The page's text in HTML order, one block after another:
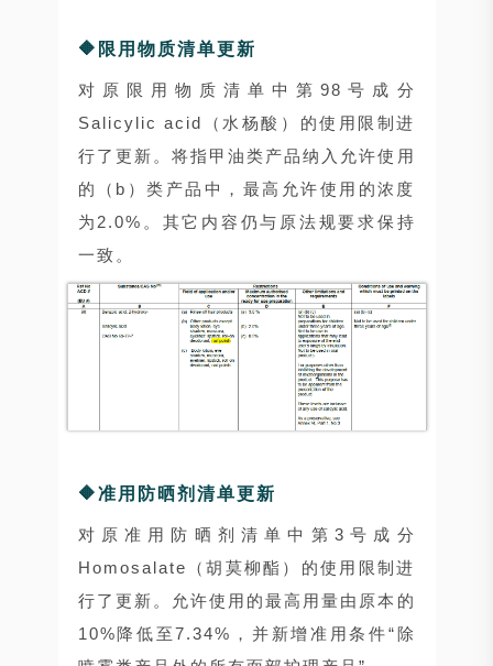
🔶限用物质清单更新
对原限用物质清单中第98号成分
Salicylic acid（水杨酸）的使用限制进
行了更新。将指甲油类产品纳入允许使用
的（b）类产品中，最高允许使用的浓度
为2.0%。其它内容仍与原法规要求保持
一致。
🔶准用防晒剂清单更新
对原准用防晒剂清单中第3号成分
Homosalate（胡莫柳酯）的使用限制进
行了更新。允许使用的最高用量由原本的
10%降低至7.34%，并新增准用条件“除